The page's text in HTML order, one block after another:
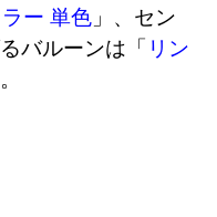
ー 単色 」、セン
バルーンは「 リン